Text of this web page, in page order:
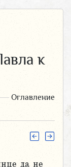
к
Оглавление
да не